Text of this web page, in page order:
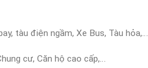
tàu điện ngầm, Xe Bus, Tàu hỏa,…
cư, Căn hộ cao cấp,…